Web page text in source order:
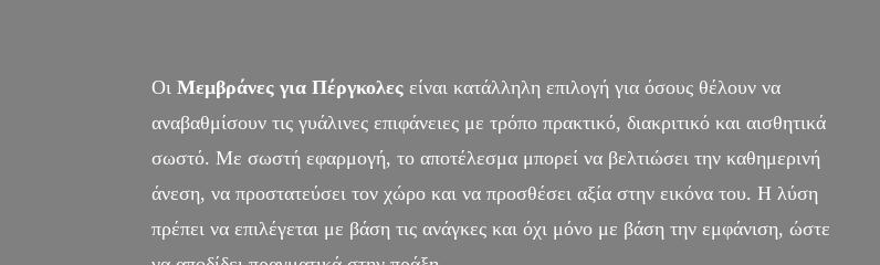
Οι Μεμβράνες για Πέργκολεςείναι κατάλληλη επιλογή για όσους θέλουν να
αναβαθμίσουν τις γυάλινες επιφάνειες με τρόπο πρακτικό, διακριτικό και αισθητικά
σωστό. Με σωστή εφαρμογή, το αποτέλεσμα μπορεί να βελτιώσει την καθημερινή
άνεση, να προστατεύσει τον χώρο και να προσθέσει αξία στην εικόνα του. Η λύση
πρέπει να επιλέγεται με βάση τις ανάγκες και όχι μόνο με βάση την εμφάνιση, ώστε